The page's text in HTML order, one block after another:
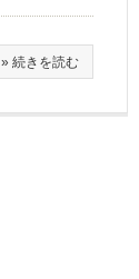
» 続きを読む